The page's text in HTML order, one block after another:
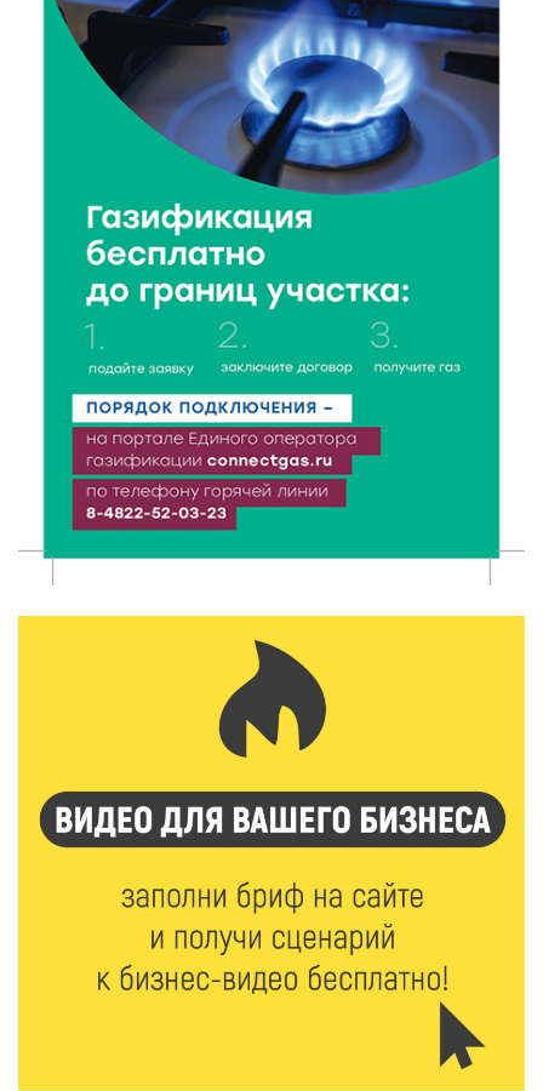
8 Авг 2026 14:37 361
Педагог детского сада Святой Анны
Кашинской — лауреат всероссийского конкурса
299
Тверские экологи сняли на видео медвежий обед
8 Авг 2026 14:14 476
Виталий Королев запустил веловолну на Волге в
Калязине
8 Авг 2026 13:37 805
Чем удивит X Международный фестиваль «Калитка»
в 2026 году?
8 Авг 2026 12:37 452
Забыл вещи в транспорте? Рассказываем, что ждёт
1256
Более 40 миллионов на металлургию получил бизнес
8 Авг 2026 11:37 421
От теории до практики: в детских лагерях Тверской
области проходят «Дни безопасности»
Арбуз без риска: на что обратить внимание при
покупке — советы Роскачества